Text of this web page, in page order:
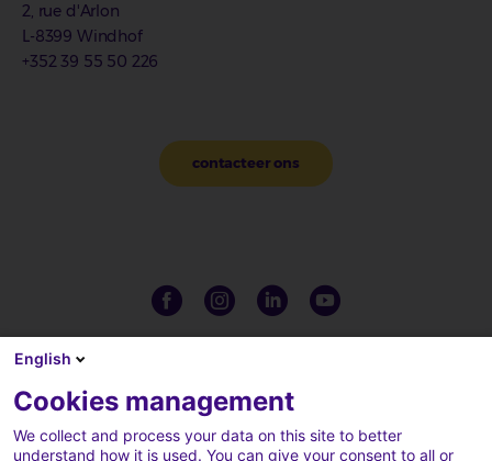
2, rue d'Arlon
L-8399 Windhof
+352 39 55 50 226
contacteer ons
English
Cookies management
We collect and process your data on this site to better
understand how it is used. You can give your consent to all or